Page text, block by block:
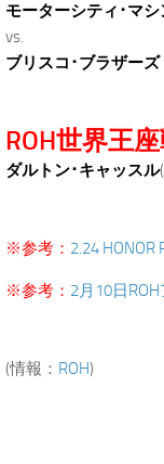
モーターシティ･マ
vs.
ブリスコ･ブラザーズ
ROH世界王
ダルトン･キャッスル
※参考： 2.24 HONOR
※参考： 2月10日
(情報： ROH)